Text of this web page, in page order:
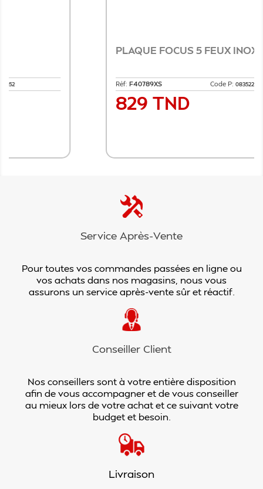
PLAQUE FOCUS 5 FEUX INOX
Code P:
829 TND
Service Après-Vente
Pour toutes vos commandes passées en ligne ou
vos achats dans nos magasins, nous vous
assurons un service après-vente sûr et réactif.
Conseiller Client
Nos conseillers sont à votre entière disposition
afin de vous accompagner et de vous conseiller
au mieux lors de votre achat et ce suivant votre
budget et besoin.
Livraison